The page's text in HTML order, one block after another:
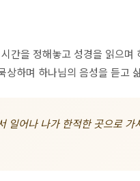
을 정해놓고 성경을 읽으며
상하며 하나님의 음성을 듣고
일어나 나가 한적한 곳으로